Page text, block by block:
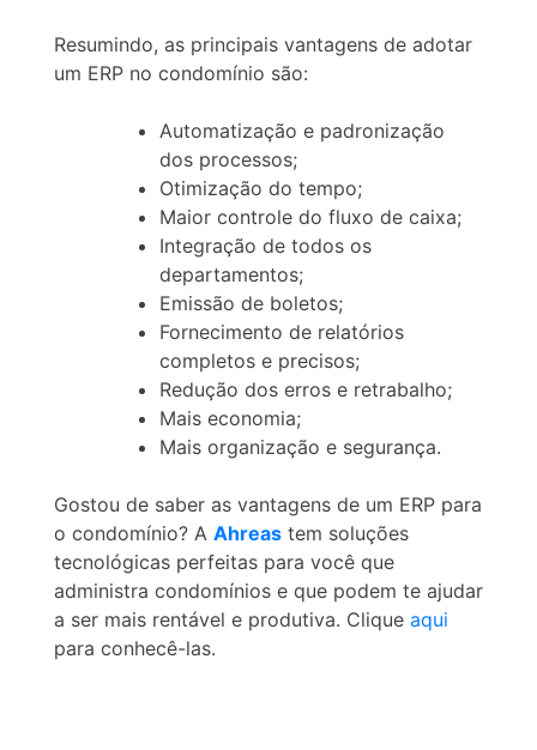
Resumindo, as principais vantagens de adotar
um ERP no condomínio são:
Automatização e padronização
dos processos;
Otimização do tempo;
Maior controle do fluxo de caixa;
Integração de todos os
departamentos;
Emissão de boletos;
Fornecimento de relatórios
completos e precisos;
Redução dos erros e retrabalho;
Mais economia;
Mais organização e segurança.
Gostou de saber as vantagens de um ERP para
o condomínio? A Ahreastem soluções
tecnológicas perfeitas para você que
administra condomínios e que podem te ajudar
a ser mais rentável e produtiva. Clique aqui
para conhecê-las.